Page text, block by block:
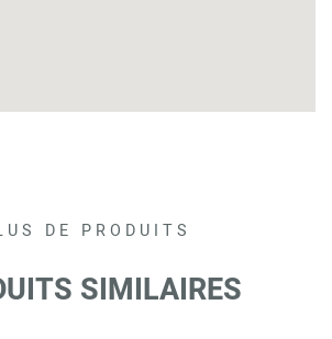
DE PRODUITS
SIMILAIRES